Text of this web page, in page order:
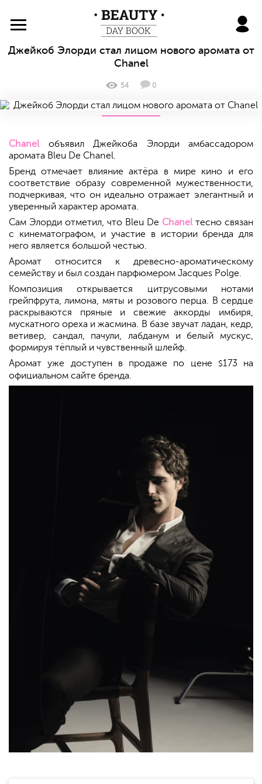
BeautyDayBook
Джейкоб Элорди стал лицом нового аромата от
Chanel
54 0
Chanelобъявил Джейкоба Элорди амбассадором
аромата Bleu De Chanel.
Бренд отмечает влияние актёра в мире кино и его
соответствие образу современной мужественности,
подчеркивая, что он идеально отражает элегантный и
уверенный характер аромата.
Сам Элорди отметил, что Bleu De Chanelтесно связан
с кинематографом, и участие в истории бренда для
него является большой честью.
Аромат относится к древесно-ароматическому
семейству и был создан парфюмером Jacques Polge.
Композиция открывается цитрусовыми нотами
грейпфрута, лимона, мяты и розового перца. В сердце
раскрываются пряные и свежие аккорды имбиря,
мускатного ореха и жасмина. В базе звучат ладан, кедр,
ветивер, сандал, пачули, лабданум и белый мускус,
формируя тёплый и чувственный шлейф.
Аромат уже доступен в продаже по цене
$173 на
официальном сайте бренда.